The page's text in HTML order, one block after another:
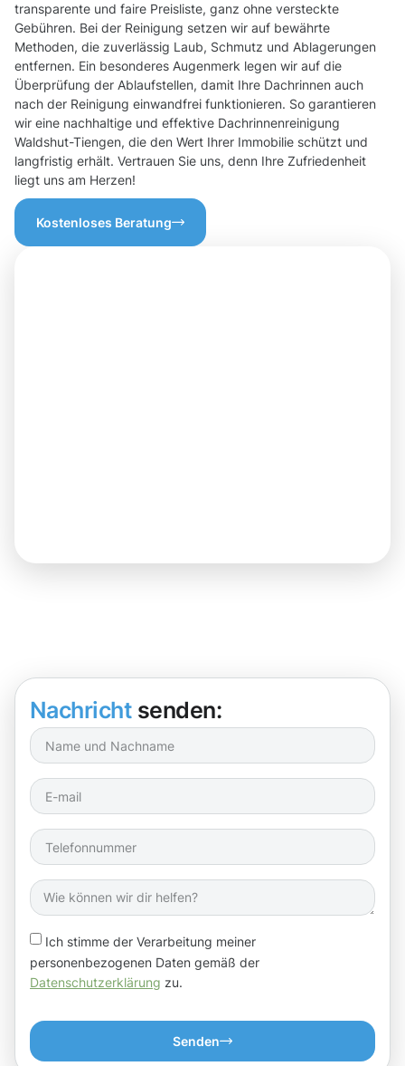
transparente und faire Preisliste, ganz ohne versteckte
Gebühren. Bei der Reinigung setzen wir auf bewährte
Methoden, die zuverlässig Laub, Schmutz und Ablagerungen
entfernen. Ein besonderes Augenmerk legen wir auf die
Überprüfung der Ablaufstellen, damit Ihre Dachrinnen auch
nach der Reinigung einwandfrei funktionieren. So garantieren
wir eine nachhaltige und effektive Dachrinnenreinigung
Waldshut-Tiengen, die den Wert Ihrer Immobilie schützt und
langfristig erhält. Vertrauen Sie uns, denn Ihre Zufriedenheit
liegt uns am Herzen!
Kostenloses Beratung
Nachricht senden:
Ich stimme der Verarbeitung meiner
personenbezogenen Daten gemäß der
Datenschutzerklärung zu.
Senden